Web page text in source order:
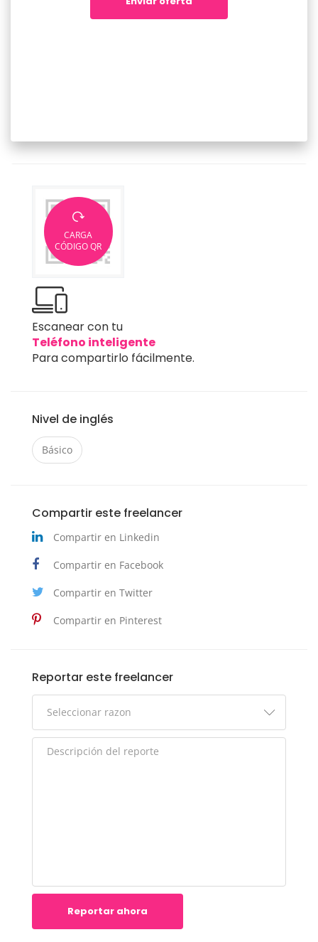
CARGA
CÓDIGO QR
Escanear con tu
Teléfono inteligente
Para compartirlo fácilmente.
Nivel de inglés
Básico
Compartir este freelancer
Compartir en Linkedin
Compartir en Facebook
Compartir en Twitter
Compartir en Pinterest
Reportar este freelancer
Reportar ahora